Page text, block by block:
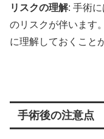
リスクの理解: 手術
のリスクが伴います
に理解しておくこと
手術後の注意点